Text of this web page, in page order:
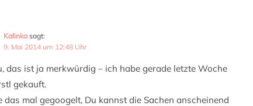
Kalinka sagt:
9. Mai 2014 um 12:48 Uhr
das ist ja merkwürdig – ich habe gerade letzte Woche
gekauft.
das mal gegoogelt, Du kannst die Sachen anscheinend